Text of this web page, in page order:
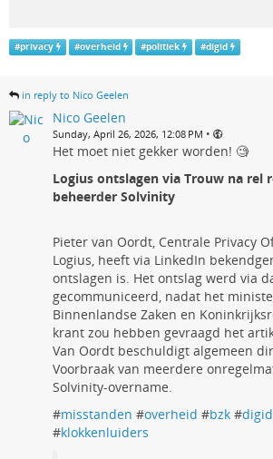
#privacy #overheid #politiek #digid
in reply to Nico Geelen
Nico Geelen
Sunday, April 26, 2026, 12:08 PM •
Het moet niet gekker worden! 🧐
Logius ontslagen via Trouw na rel
beheerder Solvinity
Pieter van Oordt, Centrale Privacy
Logius, heeft via LinkedIn
ontslagen is. Het ontslag werd via
gecommuniceerd, nadat het
Binnenlandse Zaken en
krant zou hebben gevraagd het
Van Oordt beschuldigt algemeen
Voorbraak van meerdere
Solvinity-overname.
#misstanden #overheid #bzk #digid
#klokkenluiders